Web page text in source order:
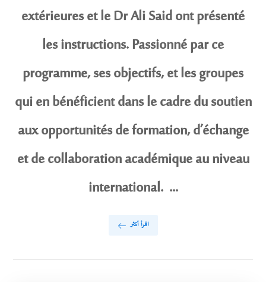
extérieures et le Dr Ali Said ont présenté
les instructions. Passionné par ce
programme, ses objectifs, et les groupes
qui en bénéficient dans le cadre du soutien
aux opportunités de formation, d’échange
et de collaboration académique au niveau
international. ...
اقرأ أكثر